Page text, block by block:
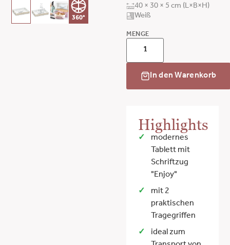
360°
40 × 30 × 5 cm (L×B×H)
Weiß
MENGE
In den Warenkorb
Highlights
modernes
Tablett mit
Schriftzug
"Enjoy"
mit 2
praktischen
Tragegriffen
ideal zum